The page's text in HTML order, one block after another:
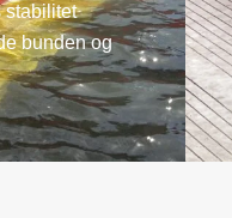
stabilitet
bunden og